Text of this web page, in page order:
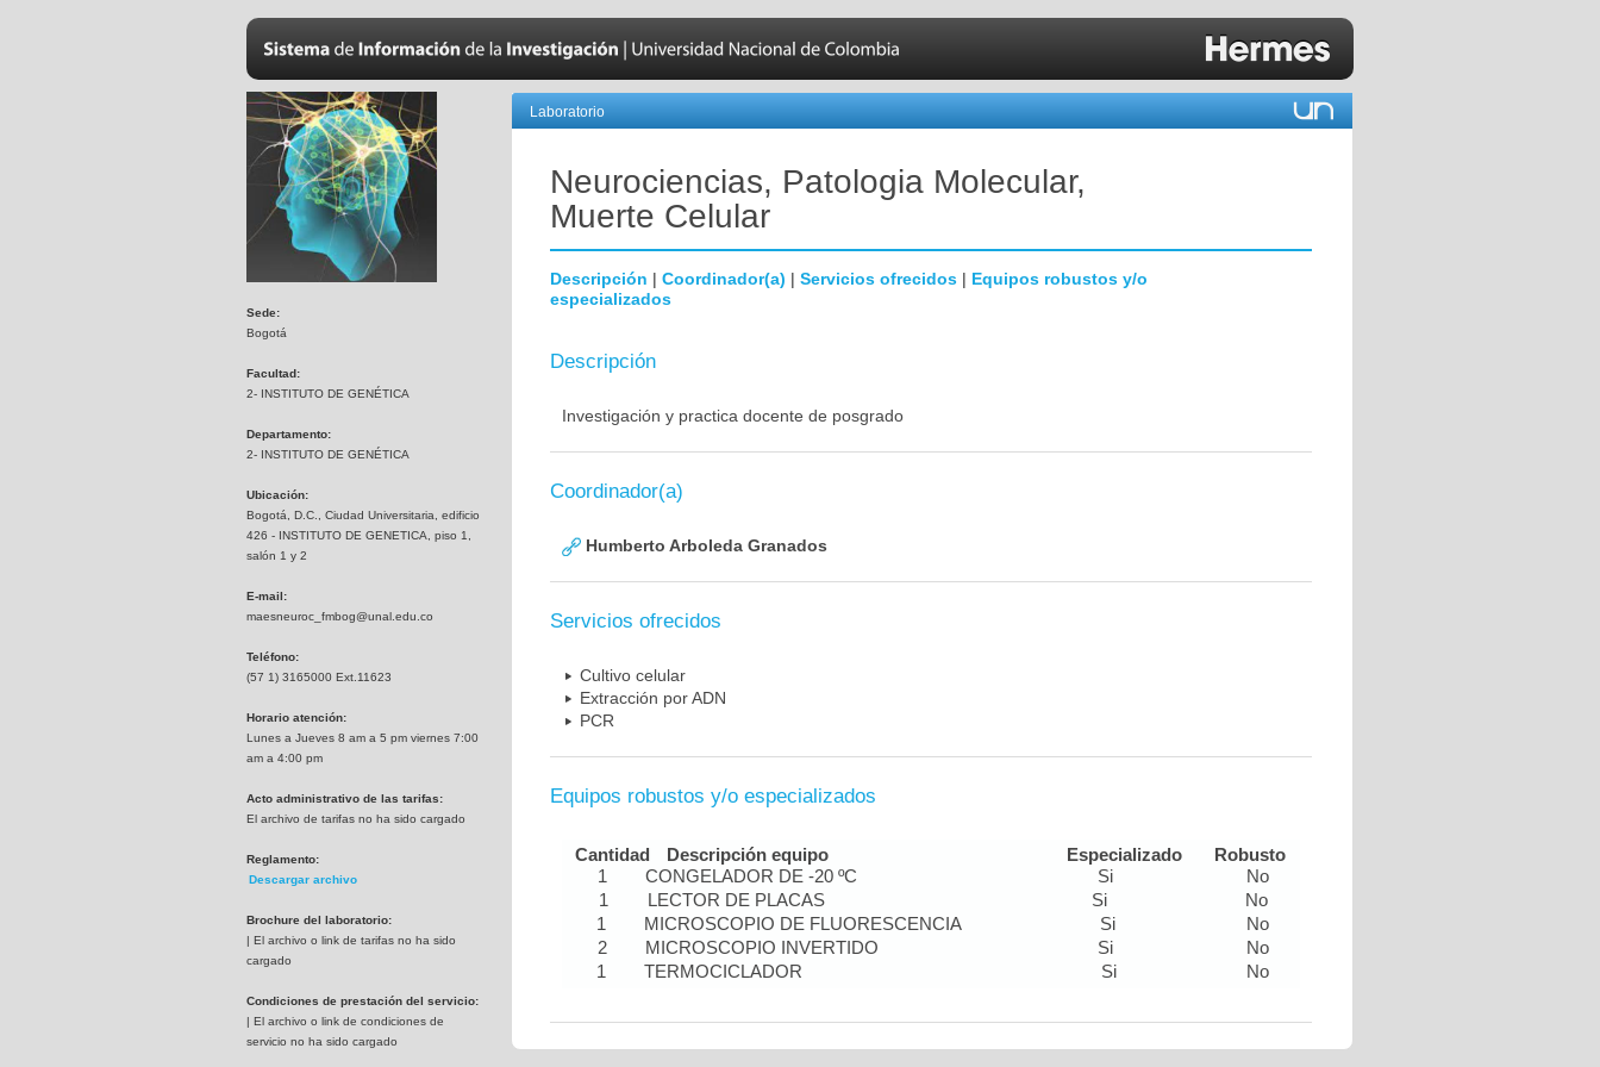
Sede:
Bogotá
Facultad:
2- INSTITUTO DE GENÉTICA
Departamento:
2- INSTITUTO DE GENÉTICA
Ubicación:
Bogotá, D.C., Ciudad Universitaria, edificio
426 - INSTITUTO DE GENETICA, piso 1,
salón 1 y 2
E-mail:
maesneuroc_fmbog@unal.edu.co
Teléfono:
(57 1) 3165000 Ext.11623
Horario atención:
Lunes a Jueves 8 am a 5 pm viernes 7:00
am a 4:00 pm
Acto administrativo de las tarifas:
El archivo de tarifas no ha sido cargado
Reglamento:
Descargar archivo
Brochure del laboratorio:
| El archivo o link de tarifas no ha sido
cargado
Condiciones de prestación del servicio:
| El archivo o link de condiciones de
servicio no ha sido cargado
Laboratorio
Neurociencias, Patologia Molecular,
Muerte Celular
Descripción | Coordinador(a) | Servicios ofrecidos | Equipos robustos y/o
especializados
Descripción
Investigación y practica docente de posgrado
Coordinador(a)
Humberto Arboleda Granados
Servicios ofrecidos
Cultivo celular
Extracción por ADN
PCR
Equipos robustos y/o especializados
Cantidad Descripción equipo Especializado
Robusto
1
CONGELADOR DE -20 ºC Si
No
1
LECTOR DE PLACAS Si
No
1
MICROSCOPIO DE FLUORESCENCIA Si
No
2
MICROSCOPIO INVERTIDO Si
No
1
TERMOCICLADOR Si No